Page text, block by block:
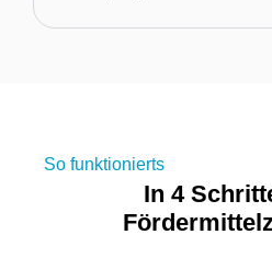
So funktionierts
In 4